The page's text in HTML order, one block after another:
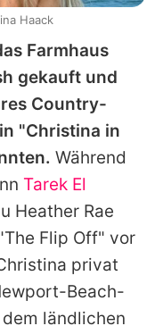
Farmhaus
gekauft und
Country-
"Christina in
Während
Tarek El
Heather Rae
Flip Off" vor
privat
Beach-
ländlichen
Haack